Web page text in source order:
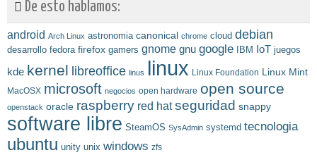
De esto hablamos:
android Arch Linux astronomia canonical chrome cloud debian
desarrollo fedora firefox gamers gnome gnu google IBM IoT juegos
kde kernel libreoffice linus linux Linux Foundation Linux Mint
MacOSX microsoft negocios open hardware open source
openstack oracle raspberry red hat seguridad snappy
software libre SteamOS SysAdmin systemd tecnologia
ubuntu unity unix windows zfs